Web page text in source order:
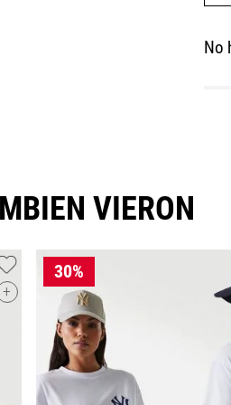
No
VIERON
+